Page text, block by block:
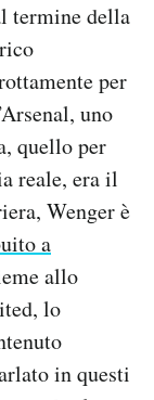
termine della
per
uno
quello per
reale, era il
Wenger è
a
allo
lo
in questi